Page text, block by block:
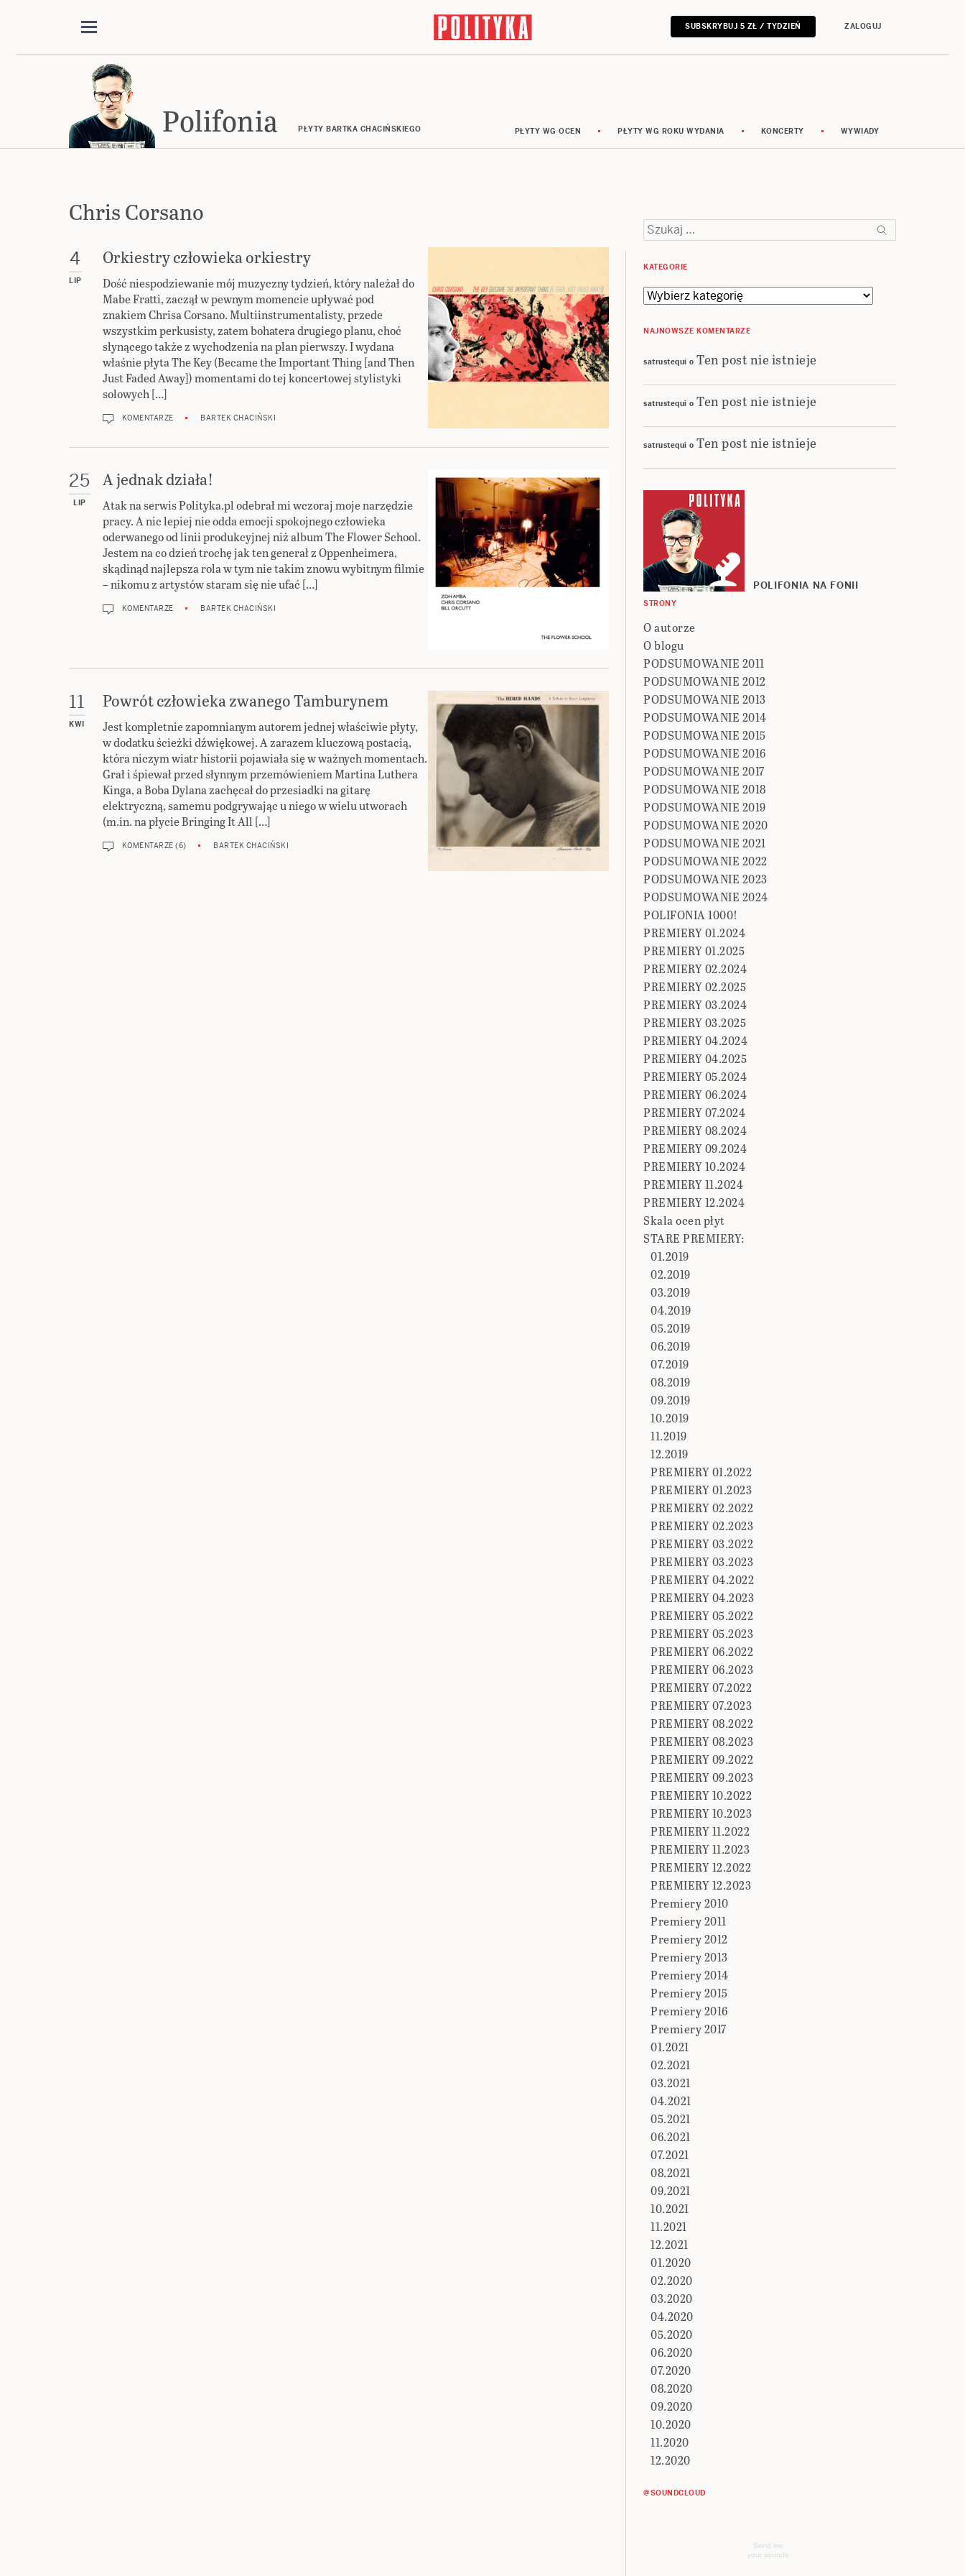
SUBSKRYBUJ 5 ZŁ / TYDZIEŃ ZALOGUJ
Polifonia PŁYTY BARTKA CHACIŃSKIEGO PŁYTY WG OCEN PŁYTY WG ROKU WYDANIA KONCERTY WYWIADY
Chris Corsano
4
LIP
Orkiestry człowieka orkiestry
Dość niespodziewanie mój muzyczny tydzień, który należał do
Mabe Fratti, zaczął w pewnym momencie upływać pod
znakiem Chrisa Corsano. Multiinstrumentalisty, przede
wszystkim perkusisty, zatem bohatera drugiego planu, choć
słynącego także z wychodzenia na plan pierwszy. I wydana
właśnie płyta The Key (Became the Important Thing [and Then
Just Faded Away]) momentami do tej koncertowej stylistyki
solowych […]
KOMENTARZE BARTEK CHACIŃSKI
25
LIP
A jednak działa!
Atak na serwis Polityka.pl odebrał mi wczoraj moje narzędzie
pracy. A nic lepiej nie odda emocji spokojnego człowieka
oderwanego od linii produkcyjnej niż album The Flower School.
Jestem na co dzień trochę jak ten generał z Oppenheimera,
skądinąd najlepsza rola w tym nie takim znowu wybitnym filmie
– nikomu z artystów staram się nie ufać […]
KOMENTARZE BARTEK CHACIŃSKI
11
KWI
Powrót człowieka zwanego Tamburynem
Jest kompletnie zapomnianym autorem jednej właściwie płyty,
w dodatku ścieżki dźwiękowej. A zarazem kluczową postacią,
która niczym wiatr historii pojawiała się w ważnych momentach.
Grał i śpiewał przed słynnym przemówieniem Martina Luthera
Kinga, a Boba Dylana zachęcał do przesiadki na gitarę
elektryczną, samemu podgrywając u niego w wielu utworach
(m.in. na płycie Bringing It All […]
KOMENTARZE (6) BARTEK CHACIŃSKI
Szukaj:
KATEGORIE
Kategorie
NAJNOWSZE KOMENTARZE
satrustequi o Ten post nie istnieje
satrustequi o Ten post nie istnieje
satrustequi o Ten post nie istnieje
POLIFONIA NA FONII
STRONY
O autorze
O blogu
PODSUMOWANIE 2011
PODSUMOWANIE 2012
PODSUMOWANIE 2013
PODSUMOWANIE 2014
PODSUMOWANIE 2015
PODSUMOWANIE 2016
PODSUMOWANIE 2017
PODSUMOWANIE 2018
PODSUMOWANIE 2019
PODSUMOWANIE 2020
PODSUMOWANIE 2021
PODSUMOWANIE 2022
PODSUMOWANIE 2023
PODSUMOWANIE 2024
POLIFONIA 1000!
PREMIERY 01.2024
PREMIERY 01.2025
PREMIERY 02.2024
PREMIERY 02.2025
PREMIERY 03.2024
PREMIERY 03.2025
PREMIERY 04.2024
PREMIERY 04.2025
PREMIERY 05.2024
PREMIERY 06.2024
PREMIERY 07.2024
PREMIERY 08.2024
PREMIERY 09.2024
PREMIERY 10.2024
PREMIERY 11.2024
PREMIERY 12.2024
Skala ocen płyt
STARE PREMIERY:
01.2019
02.2019
03.2019
04.2019
05.2019
06.2019
07.2019
08.2019
09.2019
10.2019
11.2019
12.2019
PREMIERY 01.2022
PREMIERY 01.2023
PREMIERY 02.2022
PREMIERY 02.2023
PREMIERY 03.2022
PREMIERY 03.2023
PREMIERY 04.2022
PREMIERY 04.2023
PREMIERY 05.2022
PREMIERY 05.2023
PREMIERY 06.2022
PREMIERY 06.2023
PREMIERY 07.2022
PREMIERY 07.2023
PREMIERY 08.2022
PREMIERY 08.2023
PREMIERY 09.2022
PREMIERY 09.2023
PREMIERY 10.2022
PREMIERY 10.2023
PREMIERY 11.2022
PREMIERY 11.2023
PREMIERY 12.2022
PREMIERY 12.2023
Premiery 2010
Premiery 2011
Premiery 2012
Premiery 2013
Premiery 2014
Premiery 2015
Premiery 2016
Premiery 2017
01.2021
02.2021
03.2021
04.2021
05.2021
06.2021
07.2021
08.2021
09.2021
10.2021
11.2021
12.2021
01.2020
02.2020
03.2020
04.2020
05.2020
06.2020
07.2020
08.2020
09.2020
10.2020
11.2020
12.2020
@SOUNDCLOUD
Send me
your sounds